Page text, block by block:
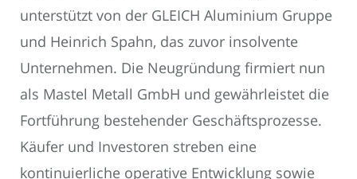
unterstützt von der GLEICH Aluminium Gruppe
und Heinrich Spahn, das zuvor insolvente
Unternehmen. Die Neugründung firmiert nun
als Mastel Metall GmbH und gewährleistet die
Fortführung bestehender Geschäftsprozesse.
Käufer und Investoren streben eine
kontinuierliche operative Entwicklung sowie